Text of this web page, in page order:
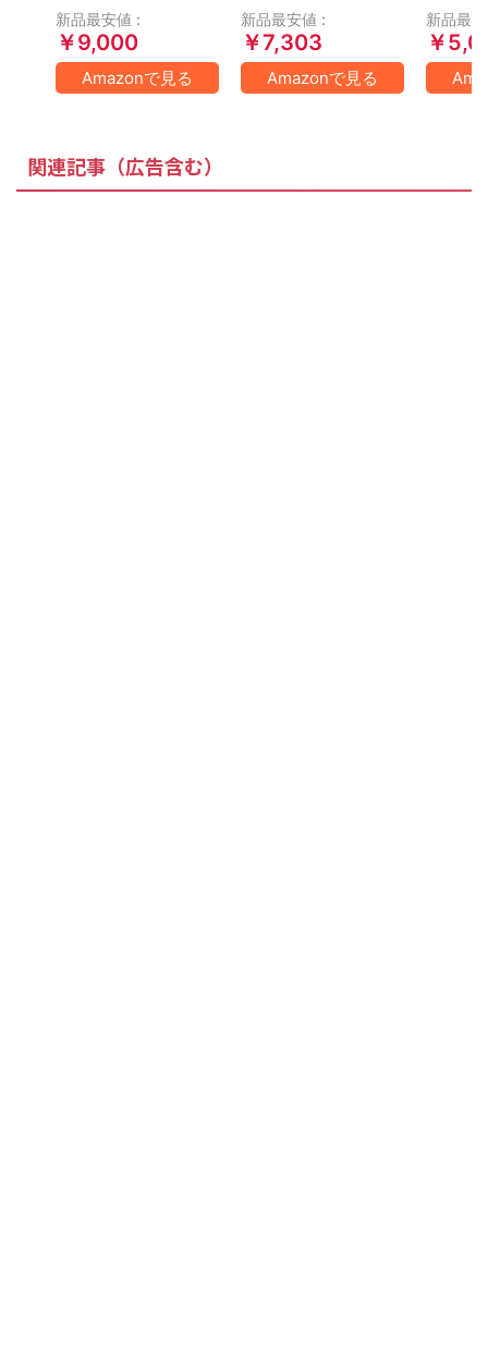
新品最安値 :
￥9,000
Amazonで見る
新品最安値 :
￥7,303
Amazonで見る
新品最
￥
関連記事（広告含む）